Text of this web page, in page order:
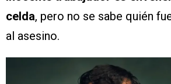
celda, pero no se sabe quién
al asesino.